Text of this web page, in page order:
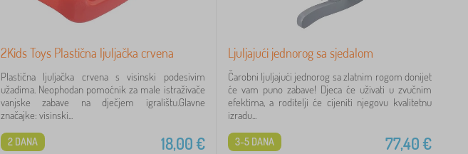
2Kids Toys Plastična ljuljačka crvena
Plastična ljuljačka crvena s visinski podesivim
užadima. Neophodan pomoćnik za male istraživače
vanjske zabave na dječjem igralištu.Glavne
značajke: visinski...
18,00€
2 DANA
Ljuljajući jednorog sa sjedalom
Čarobni ljuljajući jednorog sa zlatnim rogom donijet
će vam puno zabave! Djeca će uživati u zvučnim
efektima, a roditelji će cijeniti njegovu kvalitetnu
izradu...
77,40€
3-5 DANA